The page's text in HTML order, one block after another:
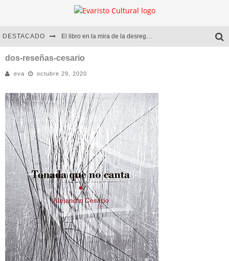
DESTACADO El libro en la mira de la desregulación
Marcelo Rubio | El llovedor
Diego Meret | Hotel Acapulco
Alejandra Correa | La nieve
dos-reseñas-cesario
eva octubre 29, 2020